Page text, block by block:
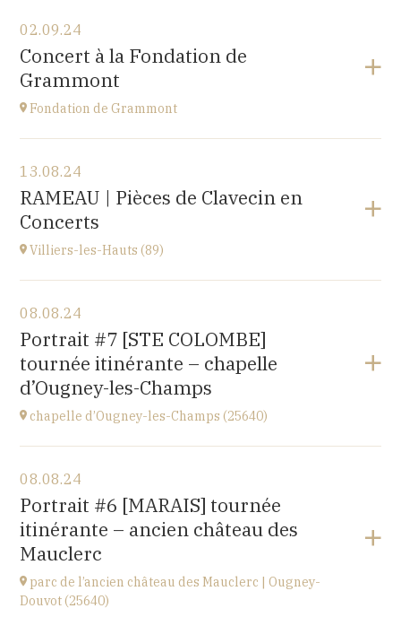
Château d'Aigle
Place du Château 1, 1860 Aigle, SUISSE
à20H00
02.09.24
Concert à la Fondation de
Grammont
Fondation de Grammont
Fondation de Grammont
205 rue de l'Hôpital, 70110 VILLERSEXEL
à14H
13.08.24
RAMEAU | Pièces de Clavecin en
Concerts
Villiers-les-Hauts (89)
église de Villiers-les-Hauts
89160
à20H30
Accéder au site
08.08.24
Portrait #7 [STE COLOMBE]
tournée itinérante – chapelle
d’Ougney-les-Champs
chapelle d’Ougney-les-Champs (25640)
2 rue du Pont
25640 OUGNEY-DOUVOT
à21H00
08.08.24
Portrait #6 [MARAIS] tournée
itinérante – ancien château des
Mauclerc
parc de l’ancien château des Mauclerc | Ougney-
Douvot (25640)